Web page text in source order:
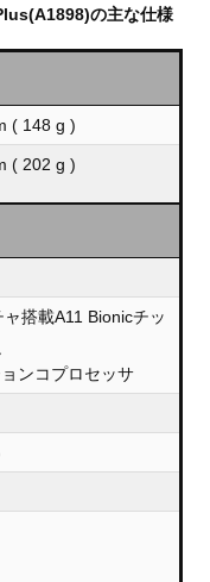
の主な仕様
( 148 g )
( 202 g )
搭載A11 Bionicチッ
ンコプロセッサ